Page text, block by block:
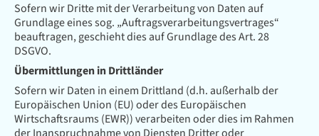
Sofern wir Dritte mit der Verarbeitung von Daten auf
Grundlage eines sog. „Auftragsverarbeitungsvertrages“
beauftragen, geschieht dies auf Grundlage des Art. 28
DSGVO.
Übermittlungen in Drittländer
Sofern wir Daten in einem Drittland (d.h. außerhalb der
Europäischen Union (EU) oder des Europäischen
Wirtschaftsraums (EWR)) verarbeiten oder dies im Rahmen